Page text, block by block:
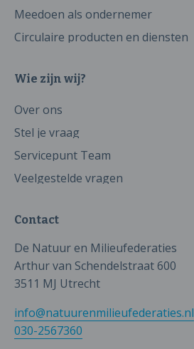
Meedoen als ondernemer
Circulaire producten en diensten
Wie zijn wij?
Over ons
Stel je vraag
Servicepunt Team
Veelgestelde vragen
Contact
De Natuur en Milieufederaties
Arthur van Schendelstraat 600
3511 MJ Utrecht
info@natuurenmilieufederaties.nl
030-2567360